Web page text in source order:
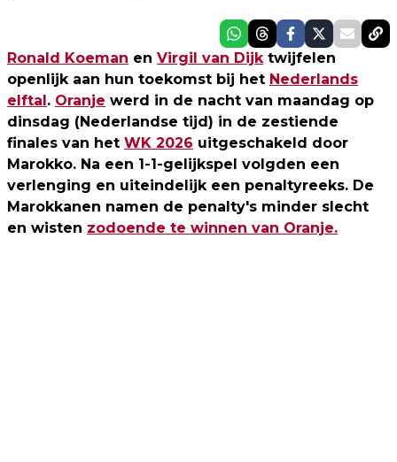
Ronald Koeman en Virgil van Dijk twijfelen
openlijk aan hun toekomst bij het Nederlands
elftal. Oranje werd in de nacht van maandag op
dinsdag (Nederlandse tijd) in de zestiende
finales van het WK 2026 uitgeschakeld door
Marokko. Na een 1-1-gelijkspel volgden een
verlenging en uiteindelijk een penaltyreeks. De
Marokkanen namen de penalty's minder slecht
en wisten zodoende te winnen van Oranje.